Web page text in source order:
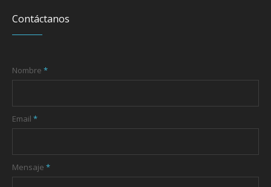
Contáctanos
Nombre*
Email*
Mensaje*